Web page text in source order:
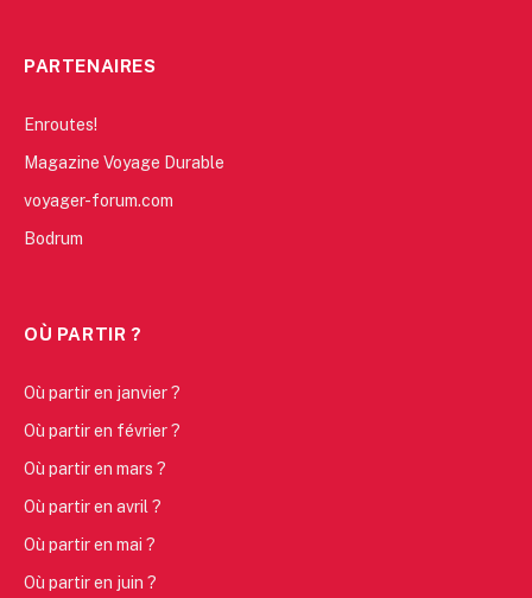
PARTENAIRES
Enroutes!
Magazine Voyage Durable
voyager-forum.com
Bodrum
OÙ PARTIR ?
Où partir en janvier ?
Où partir en février ?
Où partir en mars ?
Où partir en avril ?
Où partir en mai ?
Où partir en juin ?